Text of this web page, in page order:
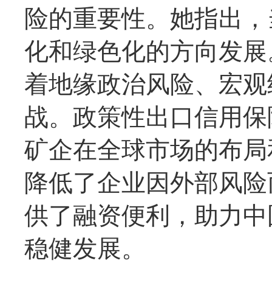
险的重要性。她指出
化和绿色化的方向发
着地缘政治风险、宏
战。政策性出口信用
矿企在全球市场的布
降低了企业因外部风
供了融资便利，助力
稳健发展。